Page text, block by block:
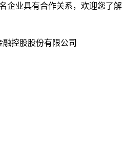
企业具有合作关系，欢迎您了解
融控股股份有限公司